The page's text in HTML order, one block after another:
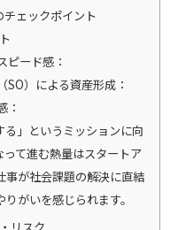
ェックポイント
ピード感：
）による資産形成：
：
る」というミッションに向
て進む熱量はスタートア
事が社会課題の解決に直結
がいを感じられます。
リスク